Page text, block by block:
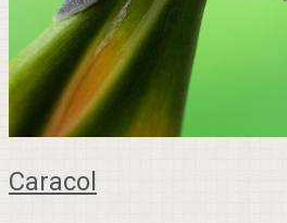
Caracol